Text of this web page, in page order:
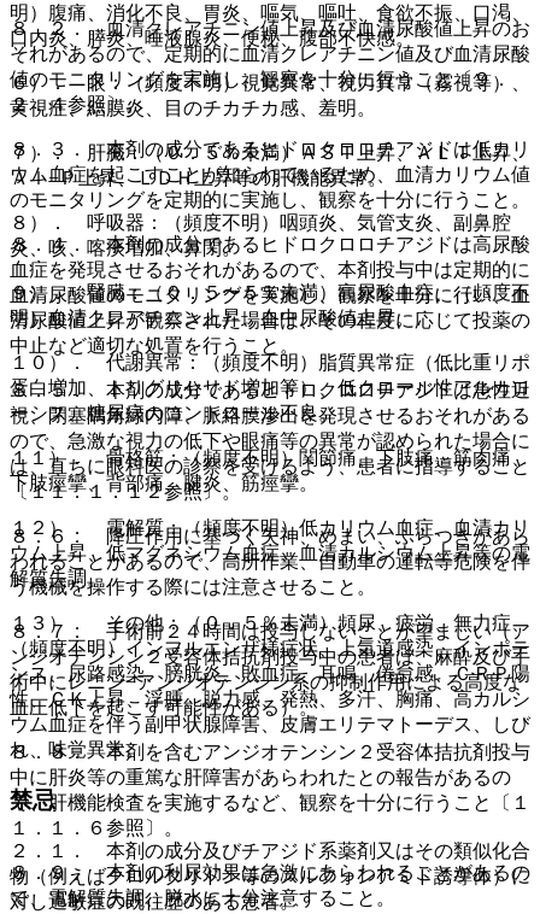
８．２． 血清クレアチニン値上昇及び血清尿酸値上昇のお
それがあるので、定期的に血清クレアチニン値及び血清尿酸
値のモニタリングを実施し、観察を十分に行うこと〔９．
２．４参照〕。
８．３． 本剤の成分であるヒドロクロロチアジドは低カリ
ウム血症を起こすことが知られているため、血清カリウム値
のモニタリングを定期的に実施し、観察を十分に行うこと。
８．４． 本剤の成分であるヒドロクロロチアジドは高尿酸
血症を発現させるおそれがあるので、本剤投与中は定期的に
血清尿酸値のモニタリングを実施し、観察を十分に行い、血
清尿酸値上昇が観察された場合は、その程度に応じて投薬の
中止など適切な処置を行うこと。
８．５． 本剤の成分であるヒドロクロロチアジドは急性近
視、閉塞隅角緑内障、脈絡膜滲出を発現させるおそれがある
ので、急激な視力の低下や眼痛等の異常が認められた場合に
は、直ちに眼科医の診察を受けるよう、患者に指導すること
〔１１．１．１２参照〕。
８．６． 降圧作用に基づく失神、めまい、ふらつきがあら
われることがあるので、高所作業、自動車の運転等危険を伴
う機械を操作する際には注意させること。
８．７． 手術前２４時間は投与しないことが望ましい（ア
ンジオテンシン２受容体拮抗剤投与中の患者は、麻酔及び手
術中にレニン−アンジオテンシン系の抑制作用による高度な
血圧低下を起こす可能性がある）。
８．８． 本剤を含むアンジオテンシン２受容体拮抗剤投与
中に肝炎等の重篤な肝障害があらわれたとの報告があるの
で、肝機能検査を実施するなど、観察を十分に行うこと〔１
１．１．６参照〕。
８．９． 本剤の利尿効果は急激にあらわれることがあるの
で、電解質失調、脱水に十分注意すること。
明）腹痛、消化不良、胃炎、嘔気、嘔吐、食欲不振、口渇、
口内炎、膵炎、唾液腺炎、便秘、腹部不快感。
６）． 眼：（頻度不明）視覚異常、視力異常（霧視等）、
黄視症、結膜炎、目のチカチカ感、羞明。
７）． 肝臓：（０．５％未満）ＡＳＴ上昇、ＡＬＴ上昇、
Ａｌ−Ｐ上昇、ＬＤＨ上昇等の肝機能異常。
８）． 呼吸器：（頻度不明）咽頭炎、気管支炎、副鼻腔
炎、咳、喀痰増加、鼻閉。
９）． 腎臓：（０．５〜５％未満）高尿酸血症、（頻度不
明）血清クレアチニン上昇、血中尿酸値上昇。
１０）． 代謝異常：（頻度不明）脂質異常症（低比重リポ
蛋白増加、トリグリセリド増加等）、低クロール性アルカロ
ーシス、糖尿病のコントロール不良。
１１）． 骨格筋：（頻度不明）関節痛、下肢痛、筋肉痛、
下肢痙攣、背部痛、腱炎、筋痙攣。
１２）． 電解質：（頻度不明）低カリウム血症、血清カリ
ウム上昇、低マグネシウム血症、血清カルシウム上昇等の電
解質失調。
１３）． その他：（０．５％未満）頻尿、疲労、無力症、
（頻度不明）インフルエンザ様症状、上気道感染、インポテ
ンス、尿路感染、膀胱炎、敗血症、耳鳴、倦怠感、ＣＲＰ陽
性、ＣＫ上昇、浮腫、脱力感、発熱、多汗、胸痛、高カルシ
ウム血症を伴う副甲状腺障害、皮膚エリテマトーデス、しび
れ、味覚異常。
禁忌
２．１． 本剤の成分及びチアジド系薬剤又はその類似化合
物（例えばクロルタリドン等のスルフォンアミド誘導体）に
対し過敏症の既往歴のある患者。